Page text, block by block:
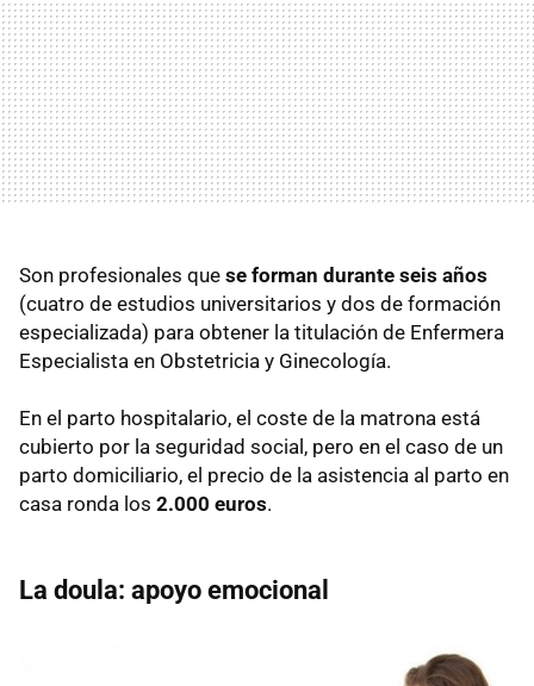
Son profesionales que se forman durante seis años
(cuatro de estudios universitarios y dos de formación
especializada) para obtener la titulación de Enfermera
Especialista en Obstetricia y Ginecología.
En el parto hospitalario, el coste de la matrona está
cubierto por la seguridad social, pero en el caso de un
parto domiciliario, el precio de la asistencia al parto en
casa ronda los 2.000 euros.
La doula: apoyo emocional